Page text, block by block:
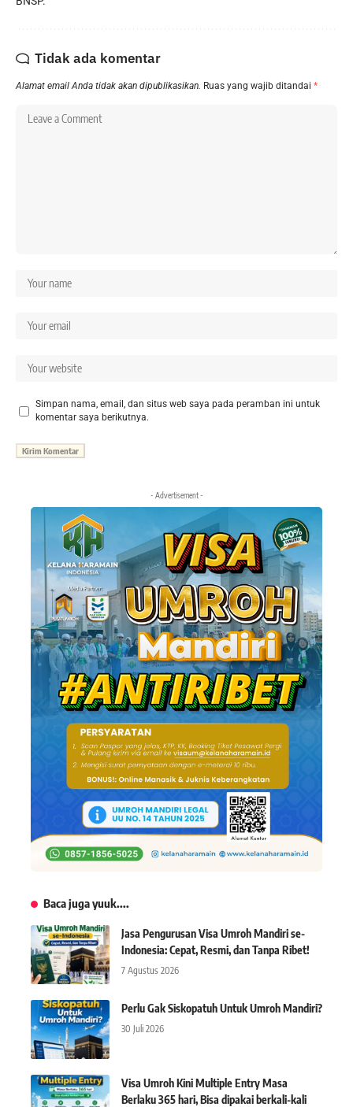
Tidak ada komentar
Alamat email Anda tidak akan dipublikasikan. Ruas yang wajib ditandai *
Simpan nama, email, dan situs web saya pada peramban ini untuk
komentar saya berikutnya.
- Advertisement -
Baca juga yuuk....
Jasa Pengurusan Visa Umroh Mandiri se-
Indonesia: Cepat, Resmi, dan Tanpa Ribet!
7 Agustus 2026
Perlu Gak Siskopatuh Untuk Umroh Mandiri?
30 Juli 2026
Visa Umroh Kini Multiple Entry Masa
Berlaku 365 hari, Bisa dipakai berkali-kali